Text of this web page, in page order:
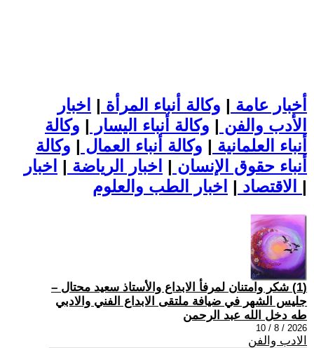
أخبار عامة | وكالة أنباء المرأة | اخبار
الأدب والفن | وكالة أنباء اليسار | وكالة
أنباء العلمانية | وكالة أنباء العمال | وكالة
أنباء حقوق الإنسان | اخبار الرياضة | اخبار
الاقتصاد | |
(1) شكر وامتنان لمرفأ الابداع والأستاذ سعيد محتال –
جليس الشهر في ضيافة ملتقى الابداع الفني والادبي
طه دخل الله عبد الرحمن
2026 / 8 / 10
الادب والفن